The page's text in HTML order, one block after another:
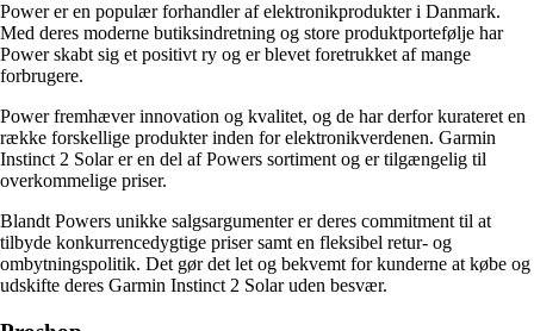
Power er en populær forhandler af elektronikprodukter i Danmark.
Med deres moderne butiksindretning og store produktportefølje har
Power skabt sig et positivt ry og er blevet foretrukket af mange
forbrugere.
Power fremhæver innovation og kvalitet, og de har derfor kurateret en
række forskellige produkter inden for elektronikverdenen. Garmin
Instinct 2 Solar er en del af Powers sortiment og er tilgængelig til
overkommelige priser.
Blandt Powers unikke salgsargumenter er deres commitment til at
tilbyde konkurrencedygtige priser samt en fleksibel retur- og
ombytningspolitik. Det gør det let og bekvemt for kunderne at købe og
udskifte deres Garmin Instinct 2 Solar uden besvær.